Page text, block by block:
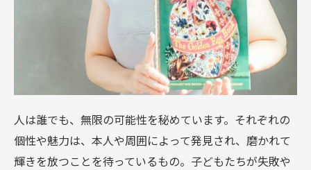
人は誰でも、無限の可能性を秘めています。それぞれの
個性や魅力は、本人や周囲によって発見され、磨かれて
輝きを放つことを待っているもの。子どもたちが失敗や